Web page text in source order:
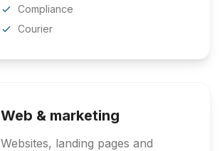
Compliance
Courier
Web & marketing
Websites, landing pages and